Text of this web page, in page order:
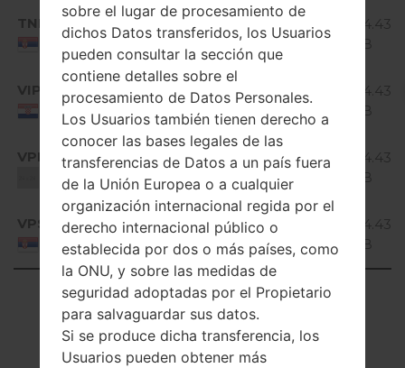
TNH
Serbia
D373EU10D_00.kdz
Android
4.4.x
934.43
MiB
VIP
Croatia
D373EU10D_00.kdz
4.4.x
KitKat
934.43
MiB
VPM
Unknown
D373EU10D_00.kdz
4.4.x
KitKat
934.43
MiB
VPS
Serbia
D373EU10D_00.kdz
Android
KitKat
934.43
MiB
Showing 1 to 16 of 16 entries
Previous 1 Next
sobre el lugar de procesamiento de
dichos Datos transferidos, los Usuarios
pueden consultar la sección que
contiene detalles sobre el
procesamiento de Datos Personales.
Los Usuarios también tienen derecho a
conocer las bases legales de las
transferencias de Datos a un país fuera
de la Unión Europea o a cualquier
organización internacional regida por el
derecho internacional público o
establecida por dos o más países, como
la ONU, y sobre las medidas de
seguridad adoptadas por el Propietario
para salvaguardar sus datos.
Si se produce dicha transferencia, los
Usuarios pueden obtener más